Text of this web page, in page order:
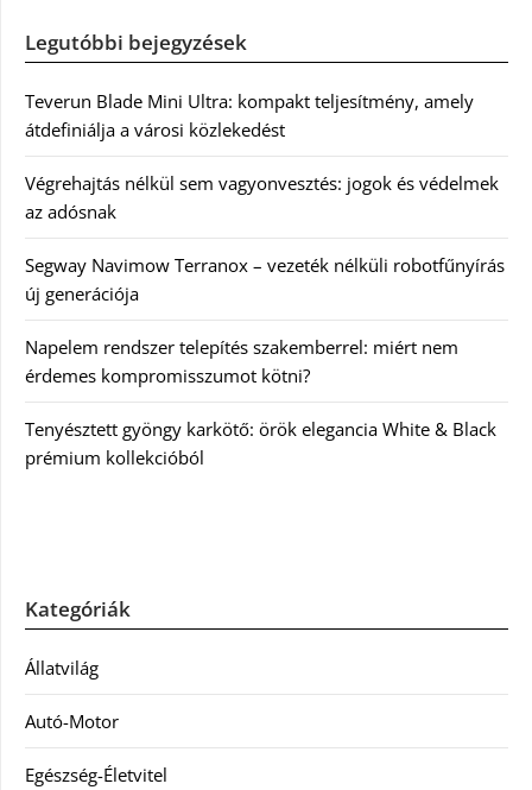
Legutóbbi bejegyzések
Teverun Blade Mini Ultra: kompakt teljesítmény, amely
átdefiniálja a városi közlekedést
Végrehajtás nélkül sem vagyonvesztés: jogok és védelmek
az adósnak
Segway Navimow Terranox – vezeték nélküli robotfűnyírás
új generációja
Napelem rendszer telepítés szakemberrel: miért nem
érdemes kompromisszumot kötni?
Tenyésztett gyöngy karkötő: örök elegancia White & Black
prémium kollekcióból
Kategóriák
Állatvilág
Autó-Motor
Egészség-Életvitel